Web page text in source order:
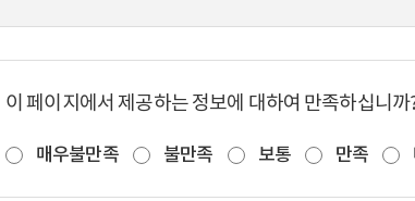
이 페이지에서 제공하는 정보에 대하여 만족하십니까
매우불만족 불만족 보통 만족